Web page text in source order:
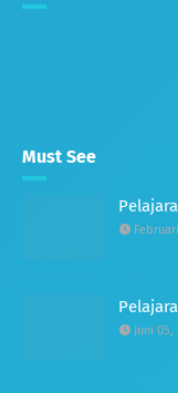
Must See
Juni 05,